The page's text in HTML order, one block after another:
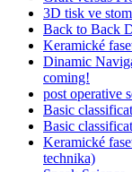
3D tisk ve
Back to Back
Keramické
Dinamic
coming!
post operative
Basic
Basic
Keramické
technika)